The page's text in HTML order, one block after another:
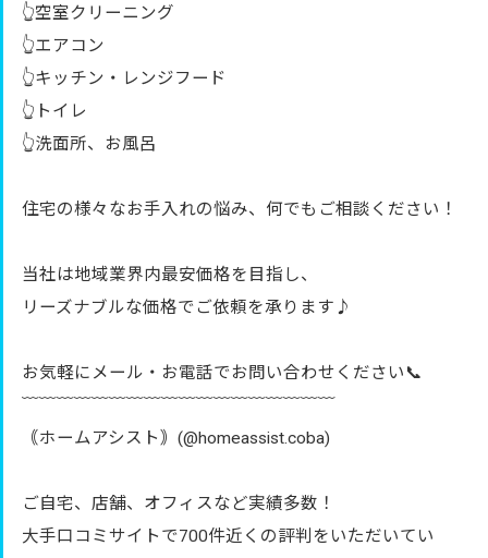
👆空室クリーニング
👆エアコン
👆キッチン・レンジフード
👆トイレ
👆洗面所、お風呂
住宅の様々なお手入れの悩み、何でもご相談ください！
当社は地域業界内最安価格を目指し、
リーズナブルな価格でご依頼を承ります♪
お気軽にメール・お電話でお問い合わせください📞
｟ホームアシスト｠(@homeassist.coba)
ご自宅、店舗、オフィスなど実績多数！
大手口コミサイトで700件近くの評判をいただいてい